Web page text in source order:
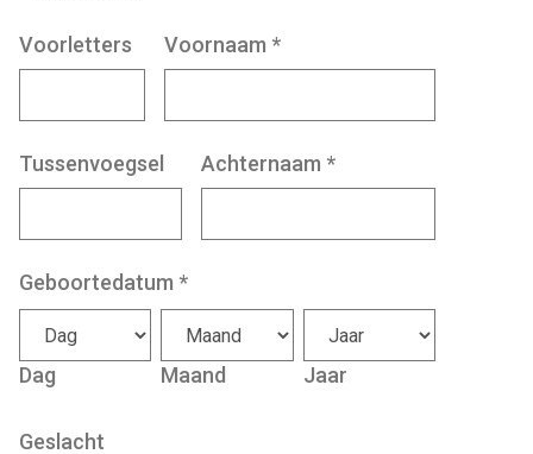
Voorletters Voornaam *
Tussenvoegsel Achternaam *
Geboortedatum *
Dag Maand Jaar
Geslacht